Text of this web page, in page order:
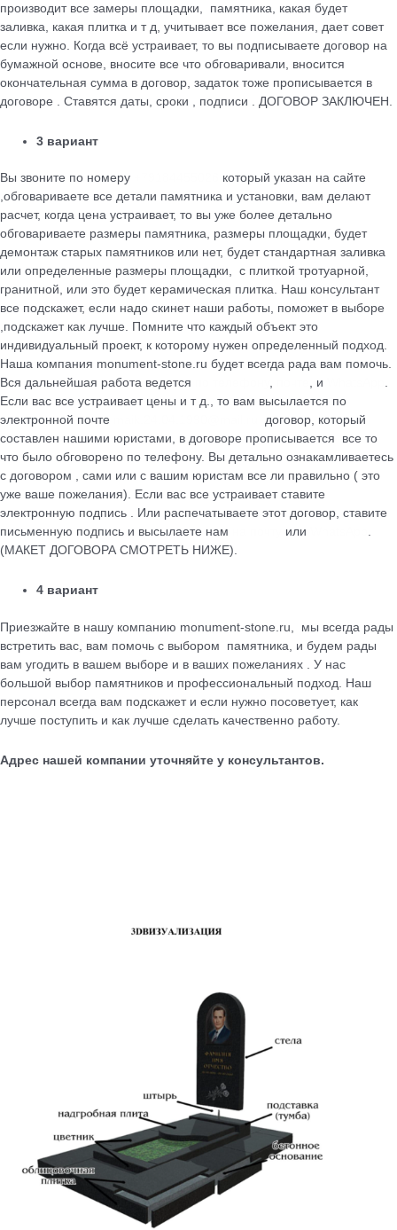
производит все замеры площадки, памятника, какая будет
заливка, какая плитка и т д, учитывает все пожелания, дает совет
если нужно. Когда всё устраивает, то вы подписываете договор на
бумажной основе, вносите все что обговаривали, вносится
окончательная сумма в договор, задаток тоже прописывается в
договоре . Ставятся даты, сроки , подписи . ДОГОВОР ЗАКЛЮЧЕН.
3 вариант
Вы звоните по номеру
который указан на сайте
,обговариваете все детали памятника и установки, вам делают
расчет, когда цена устраивает, то вы уже более детально
обговариваете размеры памятника, размеры площадки, будет
демонтаж старых памятников или нет, будет стандартная заливка
или определенные размеры площадки, с плиткой тротуарной,
гранитной, или это будет керамическая плитка. Наш консультант
все подскажет, если надо скинет наши работы, поможет в выборе
,подскажет как лучше. Помните что каждый объект это
индивидуальный проект, к которому нужен определенный подход.
Наша компания monument-stone.ru будет всегда рада вам помочь.
Вся дальнейшая работа ведется
, , и
.
Если вас все устраивает цены и т д., то вам высылается по
электронной почте
договор, который
cоставлен нашими юристами, в договоре прописывается все то
что было обговорено по телефону. Вы детально ознакамливаетесь
с договором , сами или с вашим юристам все ли правильно ( это
уже ваше пожелания). Если вас все устраивает ставите
электронную подпись . Или распечатываете этот договор, ставите
письменную подпись и высылаете нам
или
.
(МАКЕТ ДОГОВОРА СМОТРЕТЬ НИЖЕ).
4 вариант
Приезжайте в нашу компанию monument-stone.ru, мы всегда рады
встретить вас, вам помочь с выбором памятника, и будем рады
вам угодить в вашем выборе и в ваших пожеланиях . У нас
большой выбор памятников и профессиональный подход. Наш
персонал всегда вам подскажет и если нужно посоветует, как
лучше поступить и как лучше сделать качественно работу.
Адрес нашей компании уточняйте у консультантов.